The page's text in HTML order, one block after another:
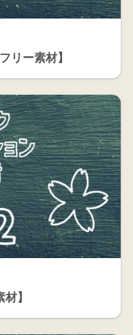
リー素材】
】